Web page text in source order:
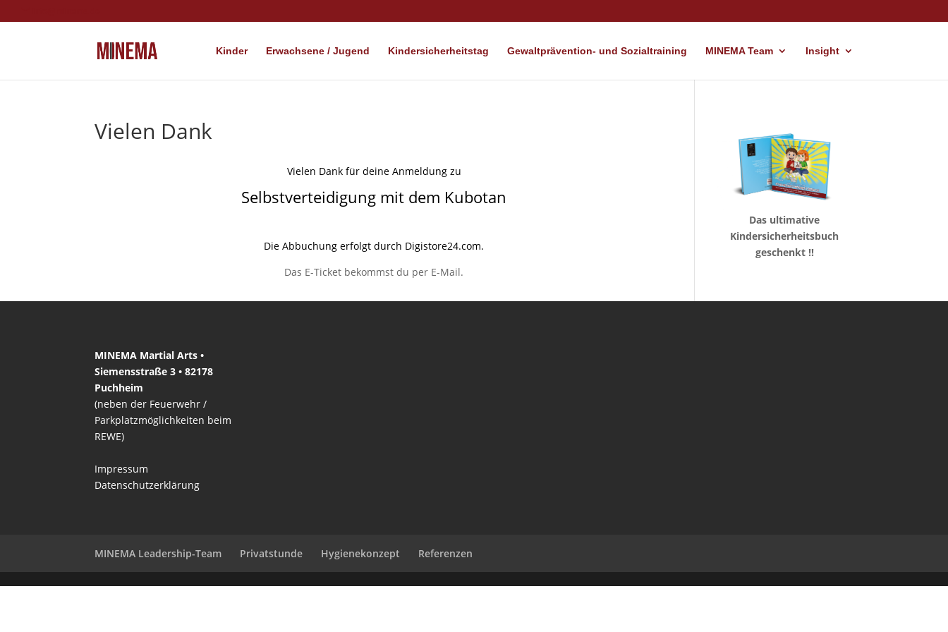
Kinder Erwachsene / Jugend Kindersicherheitstag Gewaltprävention- und Sozialtraining MINEMA Team Insight
Vielen Dank
Vielen Dank für deine Anmeldung zu
Selbstverteidigung mit dem Kubotan
Die Abbuchung erfolgt durch Digistore24.com.
Das E-Ticket bekommst du per E-Mail.
Das ultimative
Kindersicherheitsbuch
geschenkt !!
MINEMA Martial Arts •
Siemensstraße 3 • 82178
Puchheim
(neben der Feuerwehr /
Parkplatzmöglichkeiten beim
REWE)
Impressum
Datenschutzerklärung
MINEMA Leadership-Team Privatstunde Hygienekonzept Referenzen